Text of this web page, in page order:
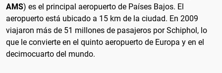
AMS) es el principal aeropuerto de Países Bajos. El
aeropuerto está ubicado a 15 km de la ciudad. En 2009
viajaron más de 51 millones de pasajeros por Schiphol, lo
que le convierte en el quinto aeropuerto de Europa y en el
decimocuarto del mundo.